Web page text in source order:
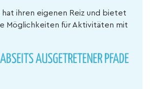
hat ihren eigenen Reiz und bietet
Möglichkeiten für Aktivitäten mit
AUSGETRETENER PFADE